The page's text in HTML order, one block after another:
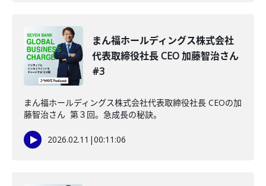
まん福ホールディングス株式会社
代表取締役社長 CEO 加藤智治さん
#3
まん福ホールディングス株式会社代表取締役社長 CEOの加
藤智治さん 第３回。急成長の秘訣。
2026.02.11 |00:11:06